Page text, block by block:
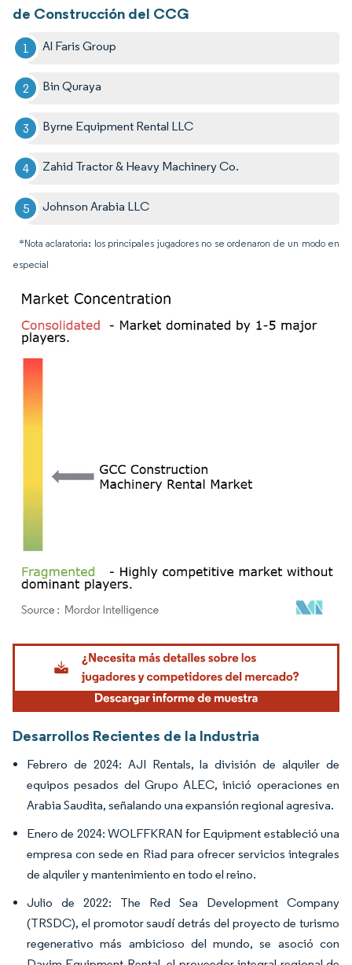
de Construcción del CCG
Al Faris Group
Bin Quraya
Byrne Equipment Rental LLC
Zahid Tractor & Heavy Machinery Co.
Johnson Arabia LLC
*Nota aclaratoria: los principales jugadores no se ordenaron de un modo en
especial
Imagen © Mordor Intelligence. El uso requiere atribución según CC BY 4.0.
Desarrollos Recientes de la Industria
Febrero de 2024: AJI Rentals, la división de alquiler de
equipos pesados del Grupo ALEC, inició operaciones en
Arabia Saudita, señalando una expansión regional agresiva.
Enero de 2024: WOLFFKRAN for Equipment estableció una
empresa con sede en Riad para ofrecer servicios integrales
de alquiler y mantenimiento en todo el reino.
Julio de 2022: The Red Sea Development Company
(TRSDC), el promotor saudí detrás del proyecto de turismo
regenerativo más ambicioso del mundo, se asoció con